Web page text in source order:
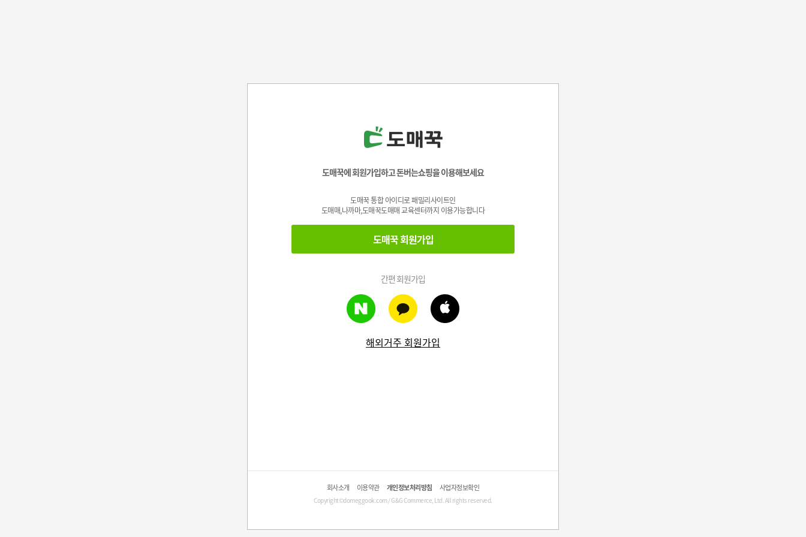
도매꾹에 회원가입하고 돈버는쇼핑을 이용해보세요
도매꾹 통합 아이디로 패밀리사이트인
도매매,나까마,도매꾹도매매 교육센터까지 이용가능합니다
도매꾹 회원가입
간편 회원가입
해외거주 회원가입
회사소개 이용약관 개인정보처리방침 사업자정보확인
Copyright©domeggook.com / G&G Commerce, Ltd. All rights reserved.